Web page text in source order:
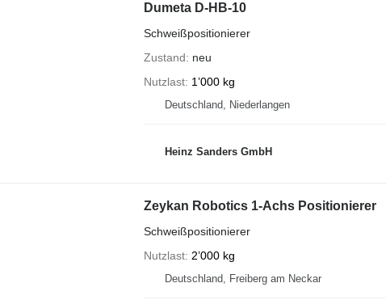
Dumeta D-HB-10
Schweißpositionierer
Zustand
neu
Nutzlast 1’000 kg
Deutschland, Niederlangen
Heinz Sanders GmbH
Zeykan Robotics 1-Achs Positionierer
Schweißpositionierer
Nutzlast 2’000 kg
Deutschland, Freiberg am Neckar